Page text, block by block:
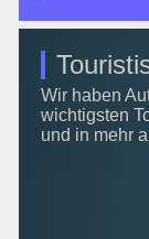
Wir haben
wichtigsten
und in mehr